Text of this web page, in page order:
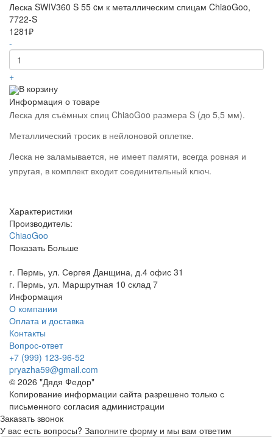
Леска SWIV360 S 55 cм к металлическим спицам ChiaoGoo,
7722-S
1281₽
-
+
В корзину
Информация о товаре
Леска для съёмных спиц ChiaoGoo размера S (до 5,5 мм).
Металлический тросик в нейлоновой оплетке.
Леска не заламывается, не имеет памяти, всегда ровная и
упругая, в комплект входит соединительный ключ.
Характеристики
Производитель:
ChiaoGoo
Показать Больше
г. Пермь, ул. Сергея Данщина, д.4 офис 31
г. Пермь, ул. Маршрутная 10 склад 7
Информация
О компании
Оплата и доставка
Контакты
Вопрос-ответ
+7 (999) 123-96-52
pryazha59@gmail.com
© 2026 "Дядя Федор"
Копирование информации сайта разрешено только с
письменного согласия администрации
Заказать звонок
У вас есть вопросы? Заполните форму и мы вам ответим